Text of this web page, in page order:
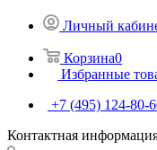
Личный
Корзина0
Избранные
+7 (495) 124-80-
Контактная